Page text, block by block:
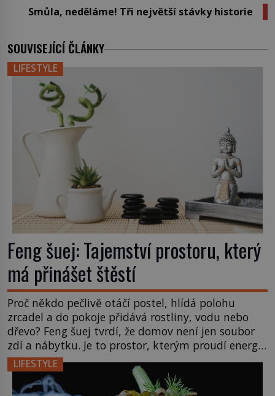
Smůla, neděláme! Tři největší stávky historie
SOUVISEJÍCÍ ČLÁNKY
LIFESTYLE
Feng šuej: Tajemství prostoru, který
má přinášet štěstí
Proč někdo pečlivě otáčí postel, hlídá polohu
zrcadel a do pokoje přidává rostliny, vodu nebo
dřevo? Feng šuej tvrdí, že domov není jen soubor
zdí a nábytku. Je to prostor, kterým proudí energie
čchi a jeho uspořádání může ovlivňovat, jak se v
něm člověk cítí. Feng šuej má kořeny ve staré Číně
a jeho historie […]
LIFESTYLE